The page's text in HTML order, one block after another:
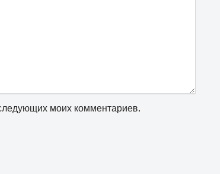
моих комментариев.